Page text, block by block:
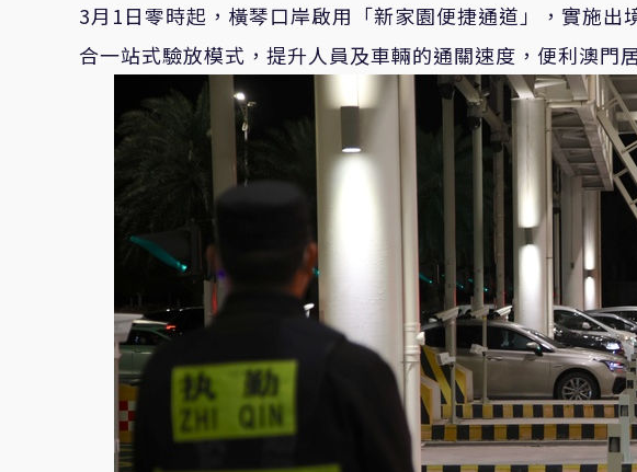
3月1日零時起，橫琴口岸啟用「新家園便捷通道」，實施
合一站式驗放模式，提升人員及車輛的通關速度，便利澳門